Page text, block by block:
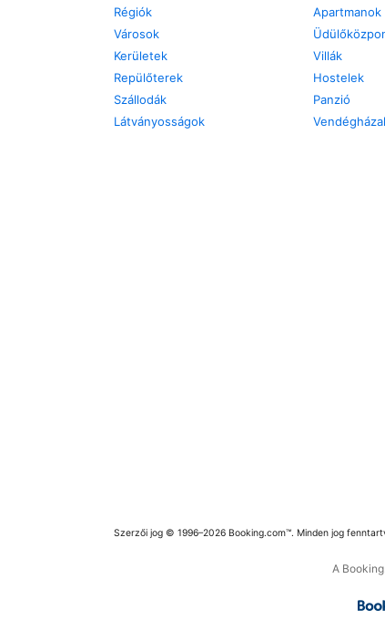
Régiók
Városok
Kerületek
Repülőterek
Szállodák
Látványosságok
Apartmanok
Villák
Hostelek
Panzió
Szerzői jog © 1996–2026 Booking.com™. Minden jog
A